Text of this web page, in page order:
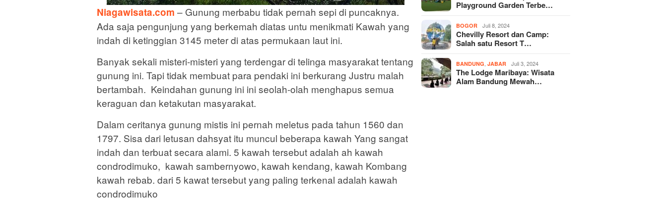
Niagawisata.com – Gunung merbabu tidak pernah sepi di puncaknya.
Ada saja pengunjung yang berkemah diatas untu menikmati Kawah yang
indah di ketinggian 3145 meter di atas permukaan laut ini.
Banyak sekali misteri-misteri yang terdengar di telinga masyarakat tentang
gunung ini. Tapi tidak membuat para pendaki ini berkurang Justru malah
bertambah. Keindahan gunung ini ini seolah-olah menghapus semua
keraguan dan ketakutan masyarakat.
Dalam ceritanya gunung mistis ini pernah meletus pada tahun 1560 dan
1797. Sisa dari letusan dahsyat itu muncul beberapa kawah Yang sangat
indah dan terbuat secara alami. 5 kawah tersebut adalah ah kawah
condrodimuko, kawah sambernyowo, kawah kendang, kawah Kombang
kawah rebab. dari 5 kawat tersebut yang paling terkenal adalah kawah
condrodimuko
Playground Garden Terbe…
BOGOR Juli 8, 2024
Chevilly Resort dan Camp:
Salah satu Resort T…
BANDUNG ,JABAR Juli 3, 2024
The Lodge Maribaya: Wisata
Alam Bandung Mewah…